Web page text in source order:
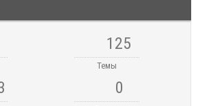
125
Темы
0